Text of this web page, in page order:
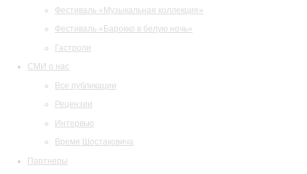
Фестиваль «Музыкальная коллекция»
Фестиваль «Барокко в белую ночь»
Гастроли
СМИ о нас
Все публикации
Рецензии
Интервью
Время Шостаковича
Партнеры